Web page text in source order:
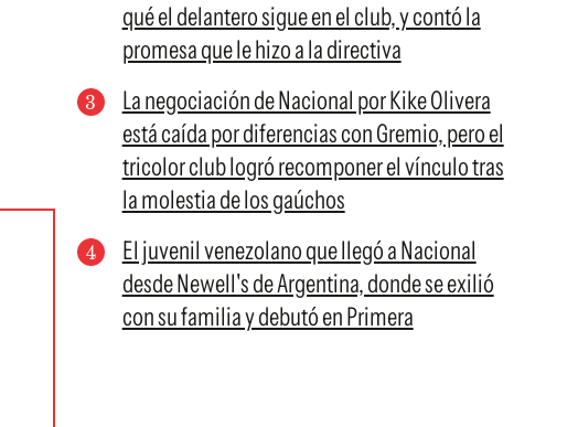
qué el delantero sigue en el club, y contó la
promesa que le hizo a la directiva
La negociación de Nacional por Kike Olivera
está caída por diferencias con Gremio, pero el
tricolor club logró recomponer el vínculo tras
la molestia de los gaúchos
El juvenil venezolano que llegó a Nacional
desde Newell's de Argentina, donde se exilió
con su familia y debutó en Primera